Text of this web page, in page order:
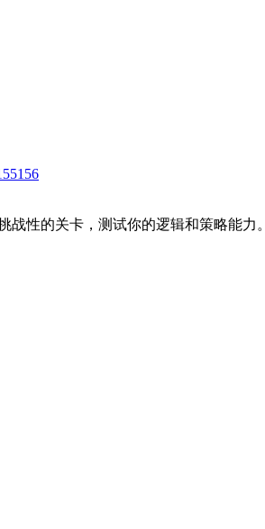
156
性的关卡，测试你的逻辑和策略能力。